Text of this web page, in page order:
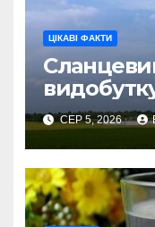
ЦІКАВІ ФАКТИ
СЕР 5, 2026